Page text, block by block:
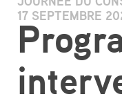
17 SEPTEMBRE